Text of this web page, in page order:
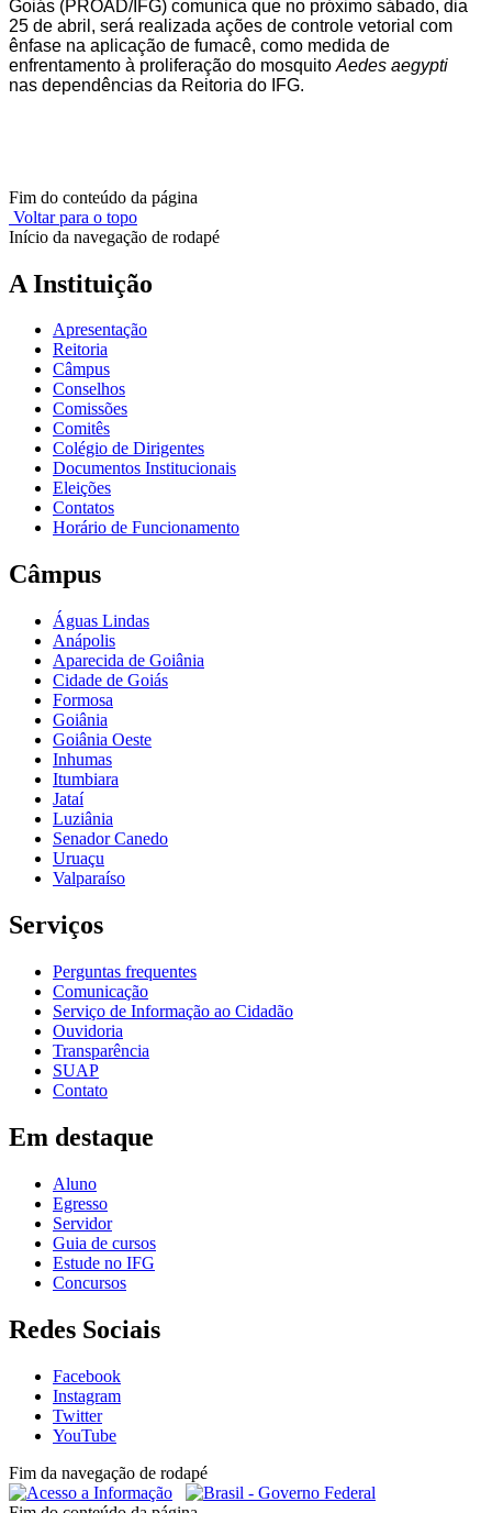
Goiás (PROAD/IFG) comunica que no próximo sábado, dia
25 de abril, será realizada ações de controle vetorial com
ênfase na aplicação de fumacê, como medida de
enfrentamento à proliferação do mosquito Aedes aegypti
nas dependências da Reitoria do IFG.
Fim do conteúdo da página
Voltar para o topo
Início da navegação de rodapé
A Instituição
Apresentação
Reitoria
Câmpus
Conselhos
Comissões
Comitês
Colégio de Dirigentes
Documentos Institucionais
Eleições
Contatos
Horário de Funcionamento
Câmpus
Águas Lindas
Anápolis
Aparecida de Goiânia
Cidade de Goiás
Formosa
Goiânia
Goiânia Oeste
Inhumas
Itumbiara
Jataí
Luziânia
Senador Canedo
Uruaçu
Valparaíso
Serviços
Perguntas frequentes
Comunicação
Serviço de Informação ao Cidadão
Ouvidoria
Transparência
SUAP
Contato
Em destaque
Aluno
Egresso
Servidor
Guia de cursos
Estude no IFG
Concursos
Redes Sociais
Facebook
Instagram
Twitter
YouTube
Fim da navegação de rodapé